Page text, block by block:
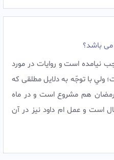
باشد؟
نيامده است و روايات در مورد
ولي با توجّه به دلايل مطلقی که
هم مشروع است و در ماه
است و عمل ام داود نیز در آن